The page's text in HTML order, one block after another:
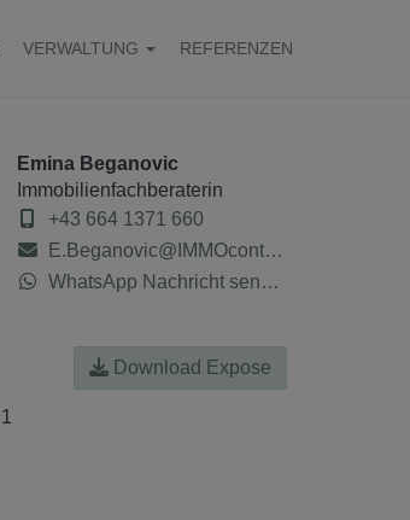
VERWALTUNG REFERENZEN
Emina Beganovic
Immobilienfachberaterin
+43 664 1371 660
E.Beganovic@IMMOcontract.at
WhatsApp Nachricht senden
Download Expose